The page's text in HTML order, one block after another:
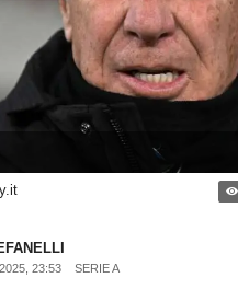
23:53 SERIE A